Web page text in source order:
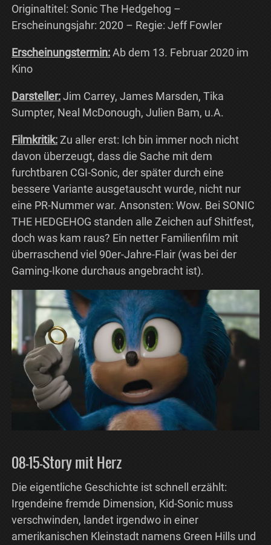
Originaltitel: Sonic The Hedgehog –
Erscheinungsjahr: 2020 – Regie: Jeff Fowler
Erscheinungstermin:Ab dem 13. Februar 2020 im
Kino
Darsteller:Jim Carrey, James Marsden, Tika
Sumpter, Neal McDonough, Julien Bam, u.A.
Filmkritik:Zu aller erst: Ich bin immer noch nicht
davon überzeugt, dass die Sache mit dem
furchtbaren CGI-Sonic, der später durch eine
bessere Variante ausgetauscht wurde, nicht nur
eine PR-Nummer war. Ansonsten: Wow. Bei SONIC
THE HEDGEHOG standen alle Zeichen auf Shitfest,
doch was kam raus? Ein netter Familienfilm mit
überraschend viel 90er-Jahre-Flair (was bei der
Gaming-Ikone durchaus angebracht ist).
08-15-Story mit Herz
Die eigentliche Geschichte ist schnell erzählt:
Irgendeine fremde Dimension, Kid-Sonic muss
verschwinden, landet irgendwo in einer
amerikanischen Kleinstadt namens Green Hills und